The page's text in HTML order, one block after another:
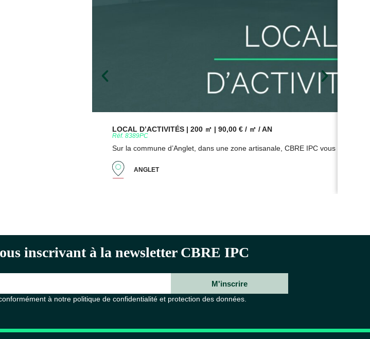
LOCAL D’ACTIVITÉS | 200 ㎡ | 90,00 € / ㎡ / AN
Réf. 8389PC
Sur la commune d’Anglet, dans une zone artisanale, CBRE IPC vous
ANGLET
inscrivant à la newsletter CBRE IPC
M'inscrire
à notre politique de confidentialité et protection des données.